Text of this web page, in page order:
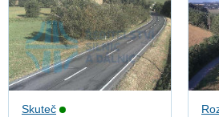
Skuteč